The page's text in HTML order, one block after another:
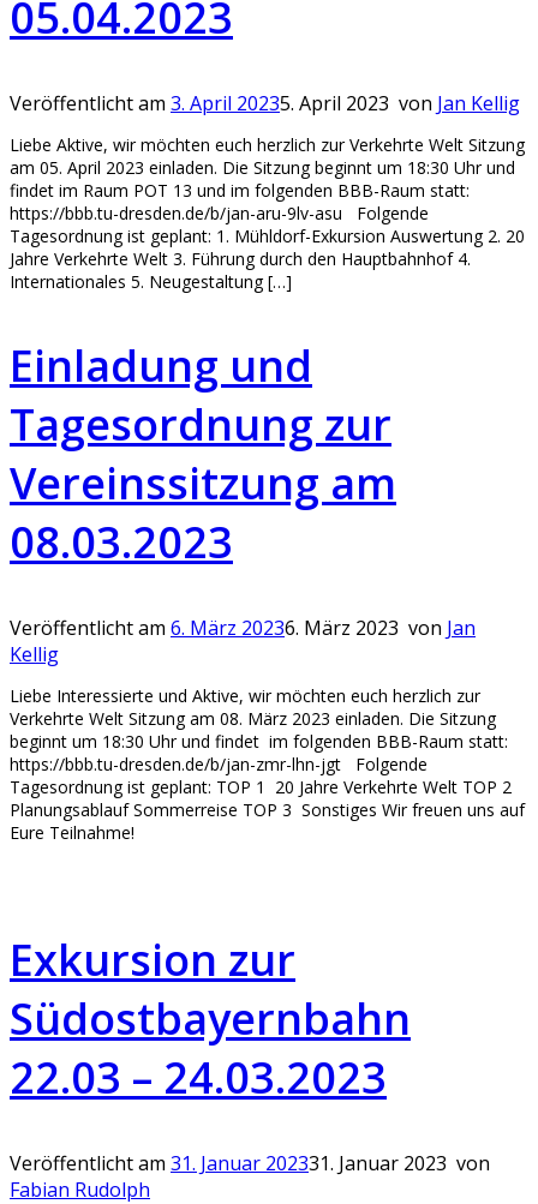
05.04.2023
Veröffentlicht am 3. April 20235. April 2023 von Jan Kellig
Liebe Aktive, wir möchten euch herzlich zur Verkehrte Welt Sitzung
am 05. April 2023 einladen. Die Sitzung beginnt um 18:30 Uhr und
findet im Raum POT 13 und im folgenden BBB-Raum statt:
https://bbb.tu-dresden.de/b/jan-aru-9lv-asu Folgende
Tagesordnung ist geplant: 1. Mühldorf-Exkursion Auswertung 2. 20
Jahre Verkehrte Welt 3. Führung durch den Hauptbahnhof 4.
Internationales 5. Neugestaltung […]
Einladung und
Tagesordnung zur
Vereinssitzung am
08.03.2023
Veröffentlicht am 6. März 20236. März 2023 von Jan
Kellig
Liebe Interessierte und Aktive, wir möchten euch herzlich zur
Verkehrte Welt Sitzung am 08. März 2023 einladen. Die Sitzung
beginnt um 18:30 Uhr und findet im folgenden BBB-Raum statt:
https://bbb.tu-dresden.de/b/jan-zmr-lhn-jgt Folgende
Tagesordnung ist geplant: TOP 1 20 Jahre Verkehrte Welt TOP 2
Planungsablauf Sommerreise TOP 3 Sonstiges Wir freuen uns auf
Eure Teilnahme!
Exkursion zur
Südostbayernbahn
22.03 – 24.03.2023
Veröffentlicht am 31. Januar 202331. Januar 2023 von
Fabian Rudolph